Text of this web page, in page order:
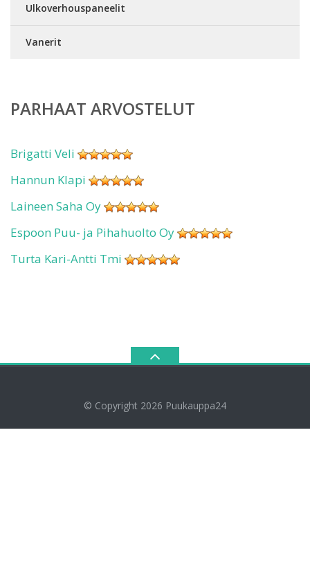
Ulkoverhouspaneelit
Vanerit
PARHAAT ARVOSTELUT
Brigatti Veli
Hannun Klapi
Laineen Saha Oy
Espoon Puu- ja Pihahuolto Oy
Turta Kari-Antti Tmi
© Copyright 2026 Puukauppa24